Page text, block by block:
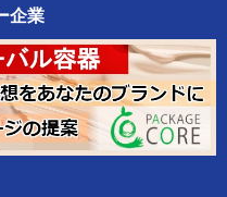
企業